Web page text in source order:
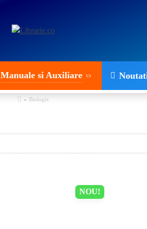
Manuale si Auxiliare
Biologie
NOU!